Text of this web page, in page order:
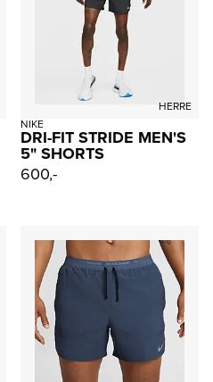
HERRE
NIKE
DRI-FIT STRIDE MEN'S
5" SHORTS
600,-